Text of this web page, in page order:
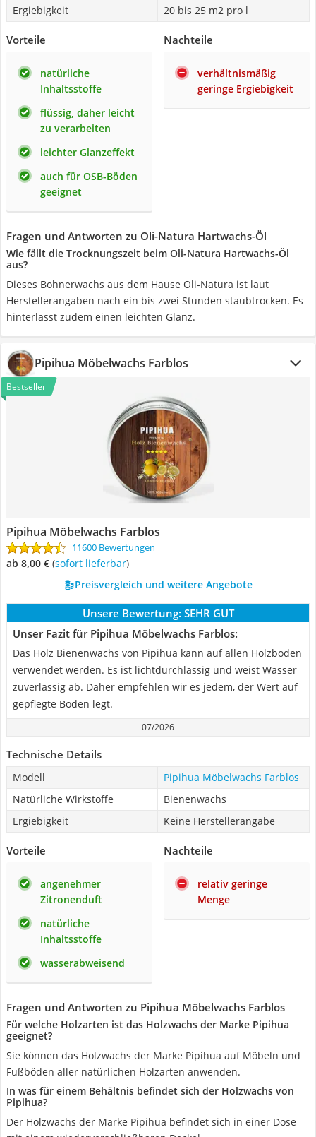
Ergiebigkeit
20 bis 25 m2 pro l
Vorteile
natürliche
Inhaltsstoffe
flüssig, daher leicht
zu verarbeiten
leichter Glanzeffekt
auch für OSB-Böden
geeignet
Nachteile
verhältnismäßig
geringe Ergiebigkeit
Fragen und Antworten zu Oli-Natura Hartwachs-Öl
Wie fällt die Trocknungszeit beim Oli-Natura Hartwachs-Öl
aus?
Dieses Bohnerwachs aus dem Hause Oli-Natura ist laut
Herstellerangaben nach ein bis zwei Stunden staubtrocken. Es
hinterlässt zudem einen leichten Glanz.
Pipihua Möbelwachs Farblos
Bestseller
Pipihua Möbelwachs Farblos
11600 Bewertungen
ab 8,00 € ( Sofort lieferbar)
Preisvergleich und weitere Angebote
Unsere Bewertung: SEHR GUT
Unser Fazit für Pipihua Möbelwachs Farblos:
Das Holz Bienenwachs von Pipihua kann auf allen Holzböden
verwendet werden. Es ist lichtdurchlässig und weist Wasser
zuverlässig ab. Daher empfehlen wir es jedem, der Wert auf
gepflegte Böden legt.
07/2026
Technische Details
Modell
Pipihua Möbelwachs Farblos
Natürliche Wirkstoffe
Bienenwachs
Ergiebigkeit
Keine Herstellerangabe
Vorteile
angenehmer
Zitronenduft
natürliche
Inhaltsstoffe
wasserabweisend
Nachteile
relativ geringe
Menge
Fragen und Antworten zu Pipihua Möbelwachs Farblos
Für welche Holzarten ist das Holzwachs der Marke Pipihua
geeignet?
Sie können das Holzwachs der Marke Pipihua auf Möbeln und
Fußböden aller natürlichen Holzarten anwenden.
In was für einem Behältnis befindet sich der Holzwachs von
Pipihua?
Der Holzwachs der Marke Pipihua befindet sich in einer Dose